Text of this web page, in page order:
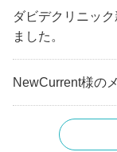
ダビデクリニッ
ました。
NewCurrent様の